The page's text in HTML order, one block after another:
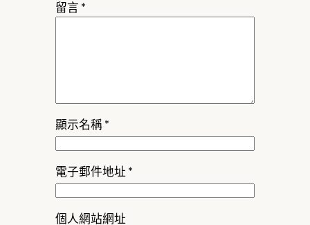
留言 *
顯示名稱 *
電子郵件地址 *
個人網站網址